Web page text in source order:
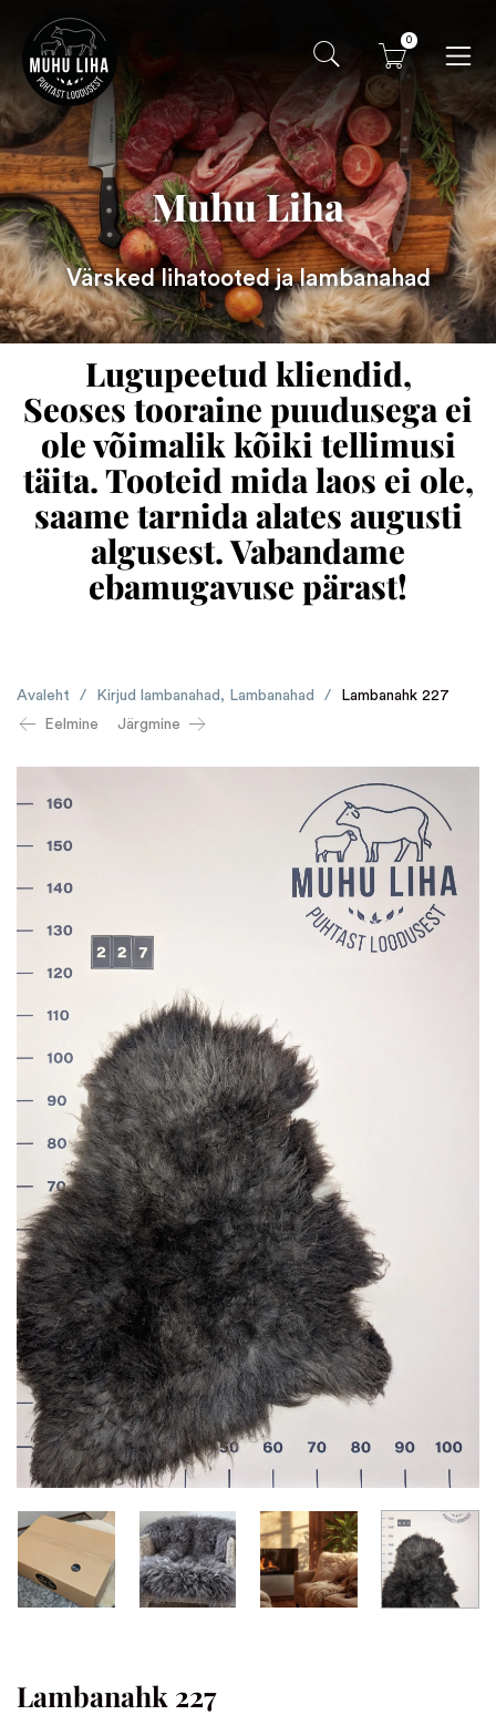
0
Muhu Liha
Värsked lihatooted ja lambanahad
Lugupeetud kliendid,
Seoses tooraine puudusega ei
ole võimalik kõiki tellimusi
täita. Tooteid mida laos ei ole,
saame tarnida alates augusti
algusest. Vabandame
ebamugavuse pärast!
Avaleht / Kirjud lambanahad , Lambanahad /
Lambanahk 227
Eelmine
Järgmine
Lambanahk 227